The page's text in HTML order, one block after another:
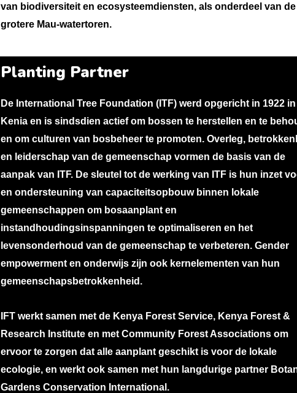
van biodiversiteit en ecosysteemdiensten, als onderdeel van de
grotere Mau-watertoren.
Planting Partner
De International Tree Foundation (ITF) werd opgericht in 1922 in
Kenia en is sindsdien actief om bossen te herstellen en te
en om culturen van bosbeheer te promoten. Overleg,
en leiderschap van de gemeenschap vormen de basis van de
aanpak van ITF. De sleutel tot de werking van ITF is hun inzet
en ondersteuning van capaciteitsopbouw binnen lokale
gemeenschappen om bosaanplant en
instandhoudingsinspanningen te optimaliseren en het
levensonderhoud van de gemeenschap te verbeteren. Gender
empowerment en onderwijs zijn ook kernelementen van hun
gemeenschapsbetrokkenheid.
IFT werkt samen met de Kenya Forest Service, Kenya Forest &
Research Institute en met Community Forest Associations om
ervoor te zorgen dat alle aanplant geschikt is voor de lokale
ecologie, en werkt ook samen met hun langdurige partner
Gardens Conservation International.